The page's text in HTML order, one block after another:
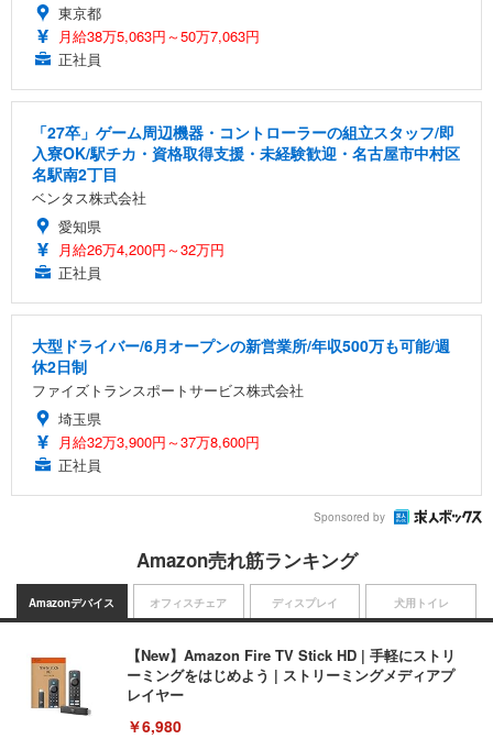
東京都
月給38万5,063円～50万7,063円
正社員
「27卒」ゲーム周辺機器・コントローラーの組立スタッフ/即
入寮OK/駅チカ・資格取得支援・未経験歓迎・名古屋市中村区
名駅南2丁目
ベンタス株式会社
愛知県
月給26万4,200円～32万円
正社員
大型ドライバー/6月オープンの新営業所/年収500万も可能/週
休2日制
ファイズトランスポートサービス株式会社
埼玉県
月給32万3,900円～37万8,600円
正社員
Sponsored by
Amazon売れ筋ランキング
Amazonデバイス
【New】Amazon Fire TV Stick HD | 手軽にストリ
ーミングをはじめよう | ストリーミングメディアプ
レイヤー
￥6,980
オフィスチェア ディスプレイ 犬用トイレ